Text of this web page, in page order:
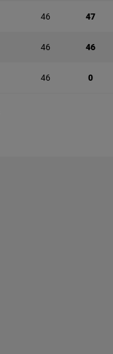
46 47
46 46
46 0